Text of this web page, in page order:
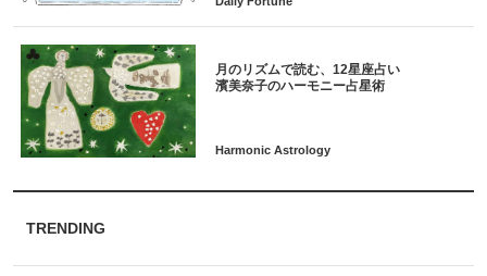
月のリズムで読む、12星座占い
TRENDING